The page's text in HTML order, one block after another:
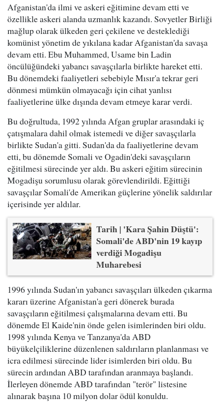
Afganistan'da ilmi ve askeri eğitimine devam etti ve
özellikle askeri alanda uzmanlık kazandı. Sovyetler Birliği
mağlup olarak ülkeden geri çekilene ve desteklediği
komünist yönetim de yıkılana kadar Afganistan'da savaşa
devam etti. Ebu Muhammed, Usame bin Ladin
öncülüğündeki yabancı savaşçılarla birlikte hareket etti.
Bu dönemdeki faaliyetleri sebebiyle Mısır'a tekrar geri
dönmesi mümkün olmayacağı için cihat yanlısı
faaliyetlerine ülke dışında devam etmeye karar verdi.
Bu doğrultuda, 1992 yılında Afgan gruplar arasındaki iç
çatışmalara dahil olmak istemedi ve diğer savaşçılarla
birlikte Sudan'a gitti. Sudan'da da faaliyetlerine devam
etti, bu dönemde Somali ve Ogadin'deki savaşçıların
eğitilmesi sürecinde yer aldı. Bu askeri eğitim sürecinin
Mogadişu sorumlusu olarak görevlendirildi. Eğittiği
savaşçılar Somali'de Amerikan güçlerine yönelik saldırılar
içerisinde yer aldılar.
Tarih | 'Kara Şahin Düştü':
Somali'de ABD'nin 19 kayıp
verdiği Mogadişu
Muharebesi
1996 yılında Sudan'ın yabancı savaşçıları ülkeden çıkarma
kararı üzerine Afganistan'a geri dönerek burada
savaşçıların eğitilmesi çalışmalarına devam etti. Bu
dönemde El Kaide'nin önde gelen isimlerinden biri oldu.
1998 yılında Kenya ve Tanzanya'da ABD
büyükelçiliklerine düzenlenen saldırıların planlanması ve
icra edilmesi sürecinde lider isimlerden biri oldu. Bu
sürecin ardından ABD tarafından aranmaya başlandı.
İlerleyen dönemde ABD tarafından "terör" listesine
alınarak başına 10 milyon dolar ödül konuldu.